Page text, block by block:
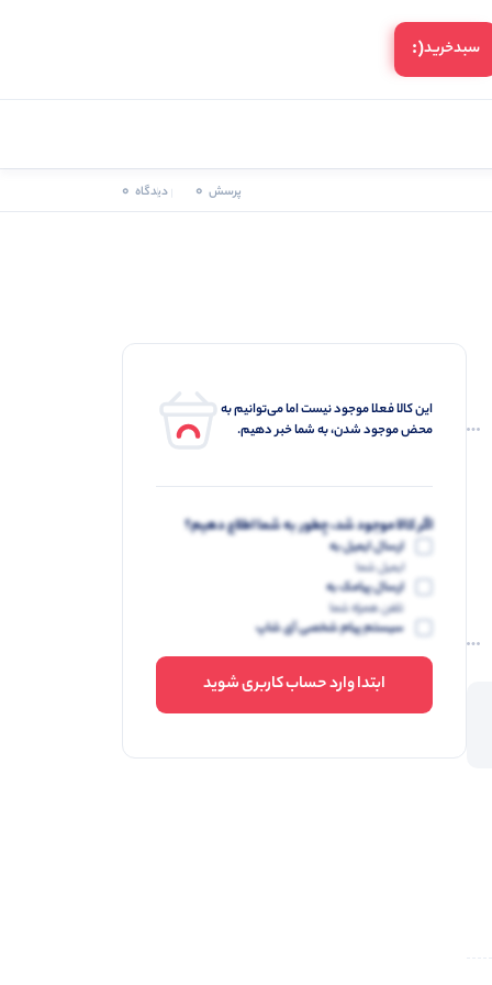
سبد‌خرید(:
پرسش 0 دیدگاه 0
این کالا فعلا موجود نیست اما می‌توانیم به
محض موجود شدن، به شما خبر دهیم.
اگر کالا موجود شد، چطور به شما اطلاع دهیم؟
ارسال ایمیل به
ایمیل شما
ارسال پیامک به
تلفن همراه شما
سیستم پیام شخصی آی شاپ
ابتدا وارد حساب کاربری شوید